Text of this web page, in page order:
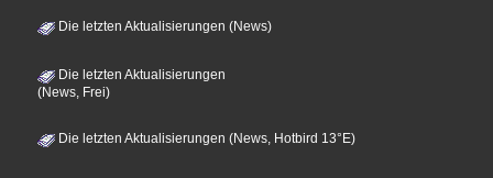
Die letzten Aktualisierungen (News)
Die letzten Aktualisierungen
(News, Frei)
Die letzten Aktualisierungen (News, Hotbird 13°E)